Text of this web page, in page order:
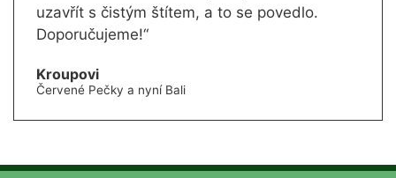
uzavřít s čistým štítem, a to se povedlo.
Doporučujeme!“
Kroupovi
Červené Pečky a nyní Bali